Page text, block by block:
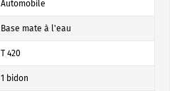
Automobile
Base mate à l'eau
T 420
1 bidon